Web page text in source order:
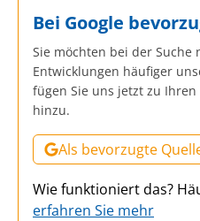
Bei Google
Sie möchten bei der Suche
Entwicklungen häufiger
fügen Sie uns jetzt zu
hinzu.
Als bevorzugte
Wie funktioniert das?
erfahren Sie mehr